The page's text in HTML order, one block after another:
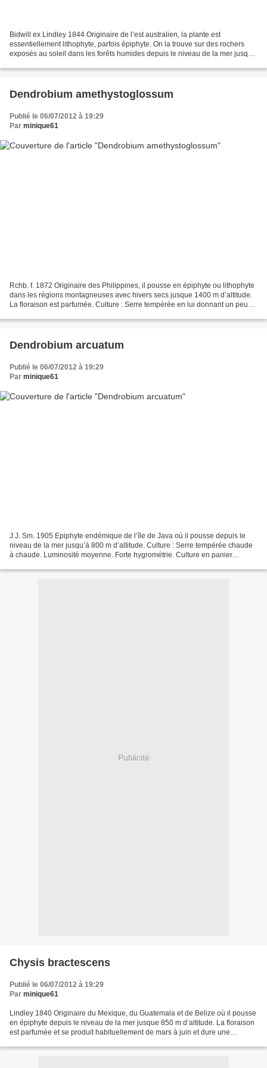
Bidwill ex Lindley 1844 Originaire de l’est australien, la plante est
essentiellement lithophyte, parfois épiphyte. On la trouve sur des rochers
exposés au soleil dans les forêts humides depuis le niveau de la mer jusque
Dendrobium amethystoglossum
Publié le 06/07/2012 à 19:29
Par minique61
Rchb. f. 1872 Originaire des Philippines, il pousse en épiphyte ou lithophyte
dans les régions montagneuses avec hivers secs jusque 1400 m d’altitude.
La floraison est parfumée. Culture : Serre tempérée en lui donnant un peu
Dendrobium arcuatum
Publié le 06/07/2012 à 19:29
Par minique61
J.J. Sm. 1905 Epiphyte endémique de l’île de Java où il pousse depuis le
niveau de la mer jusqu’à 800 m d’altitude. Culture : Serre tempérée chaude
à chaude. Luminosité moyenne. Forte hygrométrie. Culture en panier
Publicité
Chysis bractescens
Publié le 06/07/2012 à 19:29
Par minique61
Lindley 1840 Originaire du Mexique, du Guatemala et de Belize où il pousse
en épiphyte depuis le niveau de la mer jusque 850 m d’altitude. La floraison
est parfumée et se produit habituellement de mars à juin et dure une